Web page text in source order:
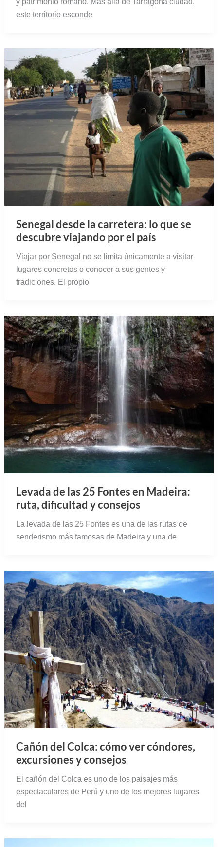
este territorio esconde
Senegal desde la carretera: lo que se
descubre viajando por el país
Viajar por Senegal no se limita únicamente a visitar
lugares concretos o conocer a sus gentes y
tradiciones. El propio
Levada de las 25 Fontes en Madeira:
ruta, dificultad y consejos
La levada de las 25 Fontes es una de las rutas de
senderismo más famosas de Madeira y una de
Cañón del Colca: cómo ver cóndores,
excursiones y consejos
El cañón del Colca es uno de los paisajes más
espectaculares de Perú y uno de los mejores lugares
del